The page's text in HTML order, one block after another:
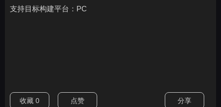
支持目标构建平台：PC
收藏 0 点赞 分享